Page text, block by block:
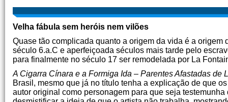
Velha fábula sem heróis nem vilões
Quase tão complicada quanto a origem da vida é a
século 6.a.C e aperfeiçoada séculos mais tarde pelo
para finalmente no século 17 ser remodelada por La
A Cigarra Cínara e a Formiga Ida – Parentes Afastadas de
Brasil, mesmo que já no título tenha a explicação de que
autor original como personagem para que seja